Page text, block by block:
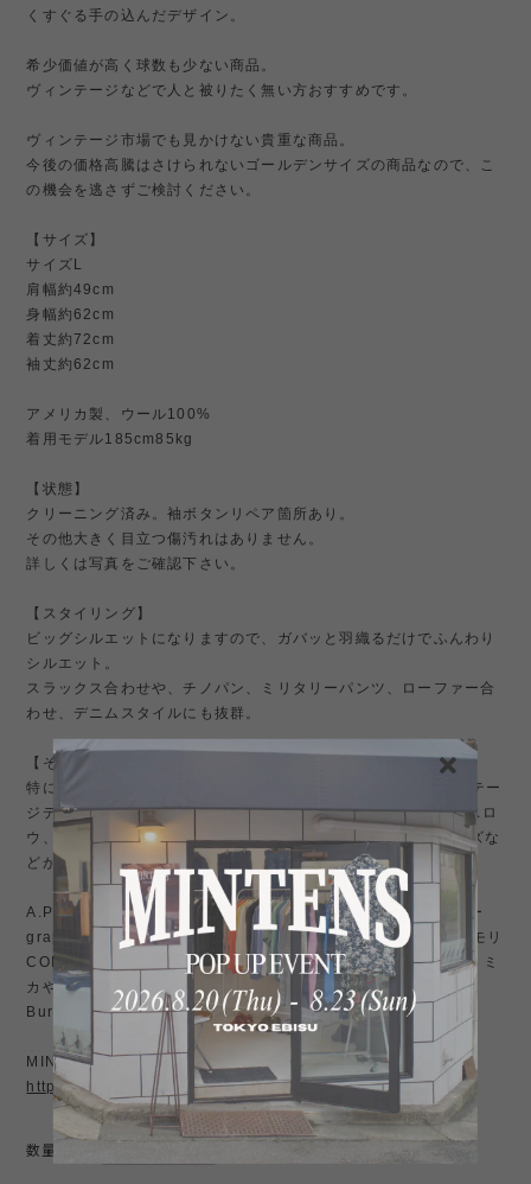
くすぐる手の込んだデザイン。
希少価値が高く球数も少ない商品。
ヴィンテージなどで人と被りたく無い方おすすめです。
ヴィンテージ市場でも見かけない貴重な商品。
今後の価格高騰はさけられないゴールデンサイズの商品なので、こ
の機会を逃さずご検討ください。
【サイズ】
サイズL
肩幅約49cm
身幅約62cm
着丈約72cm
袖丈約62cm
アメリカ製、ウール100%
着用モデル185cm85kg
【状態】
クリーニング済み。袖ボタンリペア箇所あり。
その他大きく目立つ傷汚れはありません。
詳しくは写真をご確認下さい。
【スタイリング】
ビッグシルエットになりますので、ガバッと羽織るだけでふんわり
シルエット。
スラックス合わせや、チノパン、ミリタリーパンツ、ローファー合
わせ、デニムスタイルにも抜群。
【その他】
特にアメリカ古着や ミリタリー 、Levi's リーバイス 501 ビンテー
ジデニムなど、ビンテージ好きでラルフローレン、RRL、オアスロ
ウ、patagonia パタゴニア、リアルマッコイズ、バズリクソンズな
どが好きな方にはお勧め。
A.PRESSE アプレッセ、INTERIM インテリム、グラフペーパー
graphpaper、Neat ニート 、YAECA ヤエカやオーラリー、コモリ
COMOLI、ciota シオタ、HELILL ヘリル、ANATOMICA アナトミ
カやノースフェイス、ナナミカ、イズネス、LE レショップ、
Burberry 一枚袖、古着などが好きな方にお勧め。
MINTENSお勧め商品はこちら↓
https://shop.mintens-tokyo.com/categories/3774631
数量